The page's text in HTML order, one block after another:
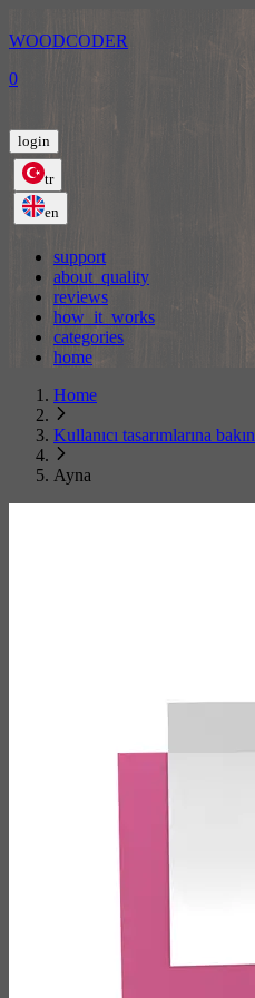
WOODCODER
0
login
tr
en
support
about_quality
reviews
how_it_works
categories
home
Home
Kullanıcı tasarımlarına bakın
Ayna